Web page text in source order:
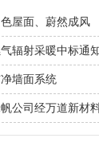
屋面、蔚然成风
辐射采暖中标通
墙面系统
公司经万道新材